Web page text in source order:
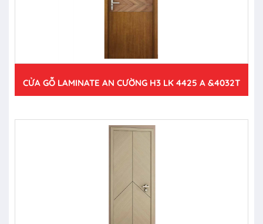
CỬA GỖ LAMINATE AN CƯỜNG H3 LK 4425 A &4032T